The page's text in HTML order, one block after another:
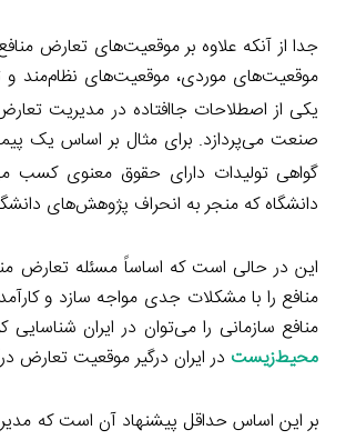
جدا از آنکه علاوه بر موقعیت‌های تعارض
موقعیت‌های موردی، موقعیت‌های نظام‌مند و
یکی از اصطلاحات جاافتاده در مدیریت
گواهی تولیدات دارای حقوق معنوی کسب
دانشگاه که منجر به انحراف پژوهش‌های
این در حالی است که اساساً مسئله تعارض
منافع را با مشکلات جدی مواجه سازد و
منافع سازمانی را می‌توان در ایران شناسایی
محیط‌زیست در ایران درگیر موقعیت تعارض
بر این اساس حداقل پیشنهاد آن است که